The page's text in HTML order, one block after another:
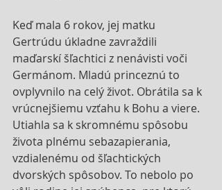
Keď mala 6 rokov, jej matku
Gertrúdu úkladne zavraždili
maďarskí šľachtici z nenávisti voči
Germánom. Mladú princeznú to
ovplyvnilo na celý život. Obrátila sa k
vrúcnejšiemu vzťahu k Bohu a viere.
Utiahla sa k skromnému spôsobu
života plnému sebazapierania,
vzdialenému od šľachtických
dvorských spôsobov. To nebolo po